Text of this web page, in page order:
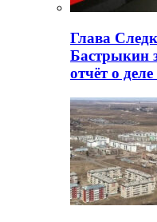
Глава
Бастрыкин
отчёт о